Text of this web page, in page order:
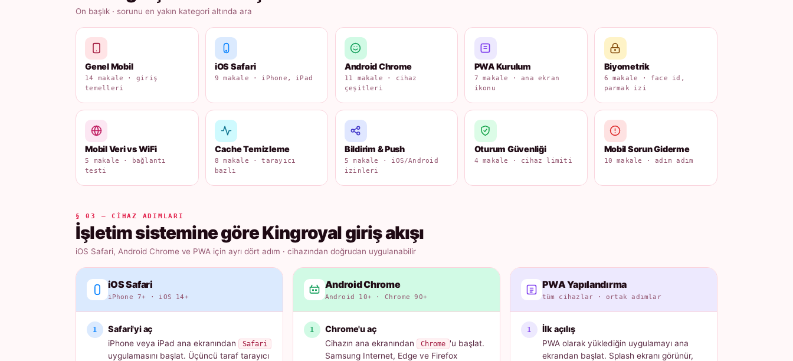
On başlık · sorunu en yakın kategori altında ara
Genel Mobil
14 makale · giriş
temelleri
iOS Safari
9 makale · iPhone, iPad
Android Chrome
11 makale · cihaz
çeşitleri
PWA Kurulum
7 makale · ana ekran
ikonu
Biyometrik
6 makale · face id,
parmak izi
Mobil Veri vs WiFi
5 makale · bağlantı
testi
Cache Temizleme
8 makale · tarayıcı
bazlı
Bildirim & Push
5 makale · iOS/Android
izinleri
Oturum Güvenliği
4 makale · cihaz limiti
Mobil Sorun Giderme
10 makale · adım adım
§ 03 — CIHAZ ADIMLARI
İşletim sistemine göre Kingroyal giriş akışı
iOS Safari, Android Chrome ve PWA için ayrı dört adım · cihazından doğrudan uygulanabilir
iOS Safari
iPhone 7+ · iOS 14+
Safari'yi aç
iPhone veya iPad ana ekranından Safari
uygulamasını başlat. Üçüncü taraf tarayıcı
Android Chrome
Android 10+ · Chrome 90+
Chrome'u aç
Cihazın ana ekranından Chrome 'u başlat.
Samsung Internet, Edge ve Firefox
PWA Yapılandırma
tüm cihazlar · ortak adımlar
İlk açılış
PWA olarak yüklediğin uygulamayı ana
ekrandan başlat. Splash ekranı görünür,